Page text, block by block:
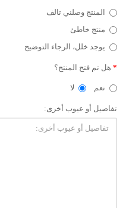
المنتج وصلني تالف
منتج خاطئ
يوجد خلل، الرجاء التوضيح
هل تم فتح المنتج؟
نعم لا
تفاصيل أو عيوب أخرى: